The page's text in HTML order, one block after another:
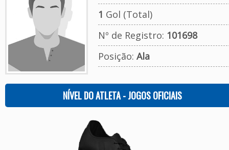
1 Gol (Total)
Nº de Registro: 101698
Posição: Ala
NÍVEL DO ATLETA - JOGOS OFICIAIS